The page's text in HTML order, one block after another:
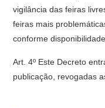
vigilância das feiras
feiras mais
conforme
Art. 4º Este Decreto
publicação, revogadas